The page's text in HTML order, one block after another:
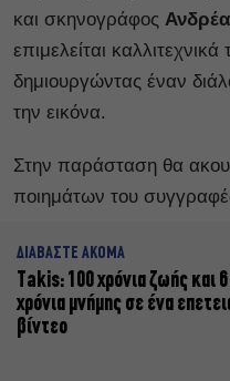
και σκηνογράφος
επιμελείται
δημιουργώντας έναν
την εικόνα.
Στην παράσταση θα
ποιημάτων του
ΔΙΑΒΑΣΤΕ ΑΚΟΜΑ
Takis: 100 χρόνια ζωής και 6
χρόνια μνήμης σε ένα
βίντεο